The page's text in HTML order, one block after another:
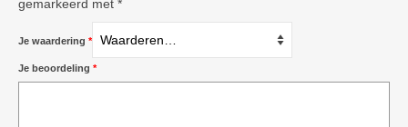
gemarkeerd met *
Je waardering *
Je beoordeling *